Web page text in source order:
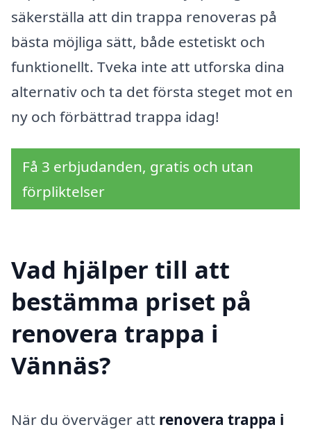
säkerställa att din trappa renoveras på
bästa möjliga sätt, både estetiskt och
funktionellt. Tveka inte att utforska dina
alternativ och ta det första steget mot en
ny och förbättrad trappa idag!
Få 3 erbjudanden, gratis och utan
förpliktelser
Vad hjälper till att
bestämma priset på
renovera trappa i
Vännäs?
När du överväger att renovera trappa i